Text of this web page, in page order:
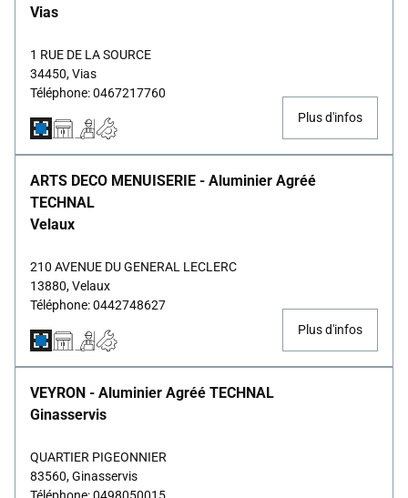
Vias
1 RUE DE LA SOURCE
34450, Vias
Téléphone: 0467217760
Plus d'infos
ARTS DECO MENUISERIE - Aluminier Agréé
TECHNAL
Velaux
210 AVENUE DU GENERAL LECLERC
13880, Velaux
Téléphone: 0442748627
Plus d'infos
VEYRON - Aluminier Agréé TECHNAL
Ginasservis
QUARTIER PIGEONNIER
83560, Ginasservis